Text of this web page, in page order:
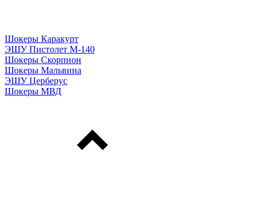
Шокеры Каракурт
ЭШУ Пистолет М-140
Шокеры Скорпион
Шокеры Мальвина
ЭШУ Церберус
Шокеры МВД